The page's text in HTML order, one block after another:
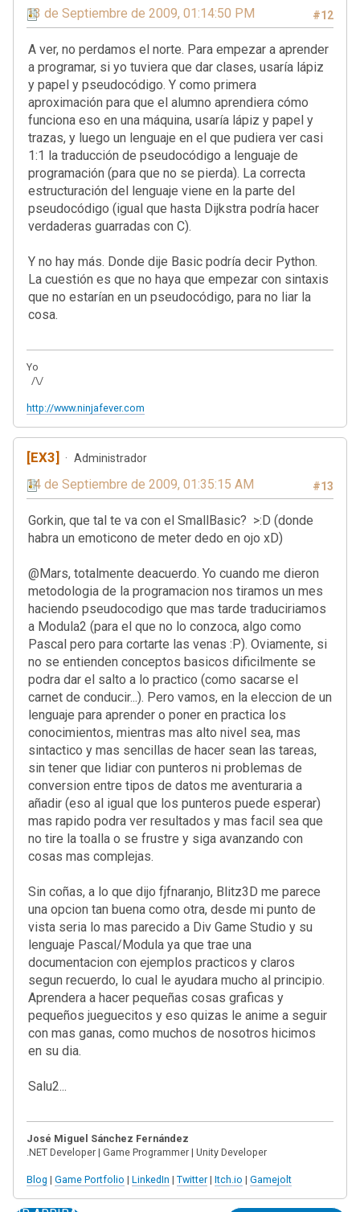
#12
13 de Septiembre de 2009, 01:14:50 PM
A ver, no perdamos el norte. Para empezar a aprender
a programar, si yo tuviera que dar clases, usaría lápiz
y papel y pseudocódigo. Y como primera
aproximación para que el alumno aprendiera cómo
funciona eso en una máquina, usaría lápiz y papel y
trazas, y luego un lenguaje en el que pudiera ver casi
1:1 la traducción de pseudocódigo a lenguaje de
programación (para que no se pierda). La correcta
estructuración del lenguaje viene en la parte del
pseudocódigo (igual que hasta Dijkstra podría hacer
verdaderas guarradas con C).
Y no hay más. Donde dije Basic podría decir Python.
La cuestión es que no haya que empezar con sintaxis
que no estarían en un pseudocódigo, para no liar la
cosa.
Yo
/\/
http://www.ninjafever.com
[EX3] Administrador
#13
14 de Septiembre de 2009, 01:35:15 AM
Gorkin, que tal te va con el SmallBasic? >:D (donde
habra un emoticono de meter dedo en ojo xD)
@Mars, totalmente deacuerdo. Yo cuando me dieron
metodologia de la programacion nos tiramos un mes
haciendo pseudocodigo que mas tarde traduciriamos
a Modula2 (para el que no lo conzoca, algo como
Pascal pero para cortarte las venas :P). Oviamente, si
no se entienden conceptos basicos dificilmente se
podra dar el salto a lo practico (como sacarse el
carnet de conducir...). Pero vamos, en la eleccion de un
lenguaje para aprender o poner en practica los
conocimientos, mientras mas alto nivel sea, mas
sintactico y mas sencillas de hacer sean las tareas,
sin tener que lidiar con punteros ni problemas de
conversion entre tipos de datos me aventuraria a
añadir (eso al igual que los punteros puede esperar)
mas rapido podra ver resultados y mas facil sea que
no tire la toalla o se frustre y siga avanzando con
cosas mas complejas.
Sin coñas, a lo que dijo fjfnaranjo, Blitz3D me parece
una opcion tan buena como otra, desde mi punto de
vista seria lo mas parecido a Div Game Studio y su
lenguaje Pascal/Modula ya que trae una
documentacion con ejemplos practicos y claros
segun recuerdo, lo cual le ayudara mucho al principio.
Aprendera a hacer pequeñas cosas graficas y
pequeños jueguecitos y eso quizas le anime a seguir
con mas ganas, como muchos de nosotros hicimos
en su dia.
Salu2...
José Miguel Sánchez Fernández
.NET Developer | Game Programmer | Unity Developer
Blog | Game Portfolio | LinkedIn | Twitter | Itch.io | Gamejolt